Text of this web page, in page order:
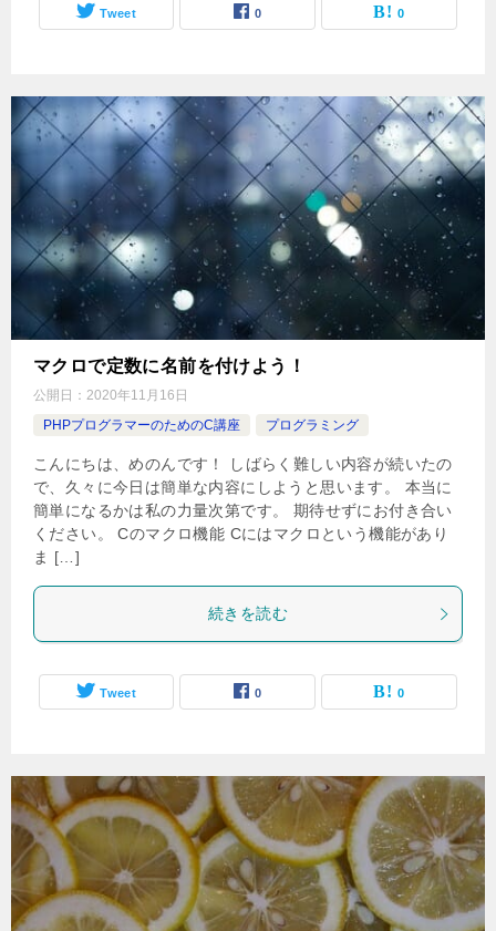
Tweet 0 0
マクロで定数に名前を付けよう！
公開日： 2020年11月16日
PHPプログラマーのためのC講座
プログラミング
こんにちは、めのんです！ しばらく難しい内容が続いたの
で、久々に今日は簡単な内容にしようと思います。 本当に
簡単になるかは私の力量次第です。 期待せずにお付き合い
ください。 Cのマクロ機能 Cにはマクロという機能があり
ま […]
続きを読む
Tweet 0 0